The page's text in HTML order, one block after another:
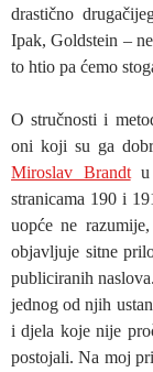
drastično
Ipak, Goldstein –
to htio pa ćemo
O stručnosti i
oni koji su ga
Miroslav Brandtu
stranicama 190 i
uopće ne
objavljuje sitne
publiciranih
jednog od njih
i djela koje nije
postojali. Na moj